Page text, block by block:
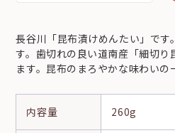
長谷川「昆布漬けめんたい」です
す。歯切れの良い道南産「細切り
ます。昆布のまろやかな味わいの
内容量 260g